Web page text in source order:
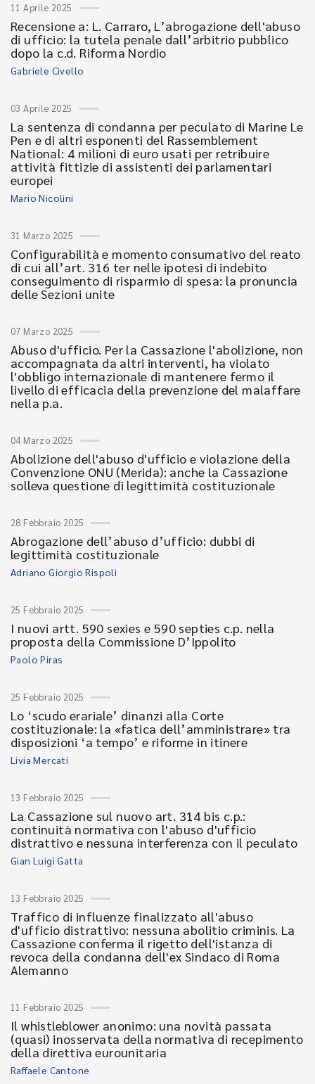
11 Aprile 2025
Recensione a: L. Carraro, L’abrogazione dell'abuso
di ufficio: la tutela penale dall’arbitrio pubblico
dopo la c.d. Riforma Nordio
Gabriele Civello
03 Aprile 2025
La sentenza di condanna per peculato di Marine Le
Pen e di altri esponenti del Rassemblement
National: 4 milioni di euro usati per retribuire
attività fittizie di assistenti dei parlamentari
europei
Mario Nicolini
31 Marzo 2025
Configurabilità e momento consumativo del reato
di cui all’art. 316 ter nelle ipotesi di indebito
conseguimento di risparmio di spesa: la pronuncia
delle Sezioni unite
07 Marzo 2025
Abuso d'ufficio. Per la Cassazione l'abolizione, non
accompagnata da altri interventi, ha violato
l'obbligo internazionale di mantenere fermo il
livello di efficacia della prevenzione del malaffare
nella p.a.
04 Marzo 2025
Abolizione dell'abuso d'ufficio e violazione della
Convenzione ONU (Merida): anche la Cassazione
solleva questione di legittimità costituzionale
28 Febbraio 2025
Abrogazione dell’abuso d’ufficio: dubbi di
legittimità costituzionale
Adriano Giorgio Rispoli
25 Febbraio 2025
I nuovi artt. 590 sexies e 590 septies c.p. nella
proposta della Commissione D’Ippolito
Paolo Piras
25 Febbraio 2025
Lo ‘scudo erariale’ dinanzi alla Corte
costituzionale: la «fatica dell’amministrare» tra
disposizioni ‘a tempo’ e riforme in itinere
Livia Mercati
13 Febbraio 2025
La Cassazione sul nuovo art. 314 bis c.p.:
continuità normativa con l'abuso d'ufficio
distrattivo e nessuna interferenza con il peculato
Gian Luigi Gatta
13 Febbraio 2025
Traffico di influenze finalizzato all'abuso
d'ufficio distrattivo: nessuna abolitio criminis. La
Cassazione conferma il rigetto dell'istanza di
revoca della condanna dell'ex Sindaco di Roma
Alemanno
11 Febbraio 2025
Il whistleblower anonimo: una novità passata
(quasi) inosservata della normativa di recepimento
della direttiva eurounitaria
Raffaele Cantone